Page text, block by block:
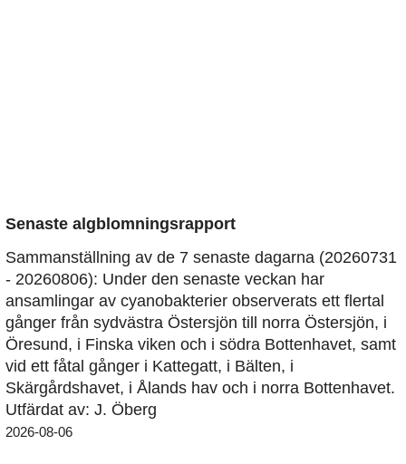
Senaste algblomningsrapport
Sammanställning av de 7 senaste dagarna (20260731
- 20260806): Under den senaste veckan har
ansamlingar av cyanobakterier observerats ett flertal
gånger från sydvästra Östersjön till norra Östersjön, i
Öresund, i Finska viken och i södra Bottenhavet, samt
vid ett fåtal gånger i Kattegatt, i Bälten, i
Skärgårdshavet, i Ålands hav och i norra Bottenhavet.
Utfärdat av: J. Öberg
2026-08-06